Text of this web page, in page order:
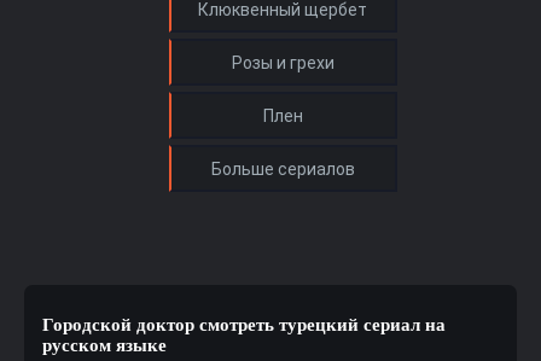
Городской доктор смотреть турецкий сериал на
русском языке